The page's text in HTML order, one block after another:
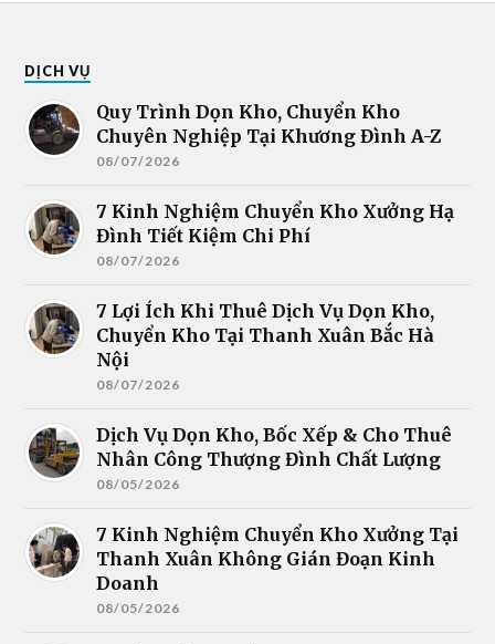
DỊCH VỤ
Quy Trình Dọn Kho, Chuyển Kho
Chuyên Nghiệp Tại Khương Đình A-Z
08/07/2026
7 Kinh Nghiệm Chuyển Kho Xưởng Hạ
Đình Tiết Kiệm Chi Phí
08/07/2026
7 Lợi Ích Khi Thuê Dịch Vụ Dọn Kho,
Chuyển Kho Tại Thanh Xuân Bắc Hà
Nội
08/07/2026
Dịch Vụ Dọn Kho, Bốc Xếp & Cho Thuê
Nhân Công Thượng Đình Chất Lượng
08/05/2026
7 Kinh Nghiệm Chuyển Kho Xưởng Tại
Thanh Xuân Không Gián Đoạn Kinh
Doanh
08/05/2026